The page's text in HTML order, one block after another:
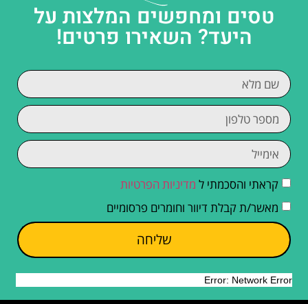
טסים ומחפשים המלצות על
היעד? השאירו פרטים!
קראתי והסכמתי ל מדיניות הפרטיות
מאשר/ת קבלת דיוור וחומרים פרסומיים
שליחה